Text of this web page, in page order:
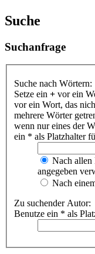
Suche
Suchanfrage
Suche nach Wörtern:
Setze ein + vor ein
vor ein Wort, das
mehrere Wörter
wenn nur eines der
ein * als Platzhalter
Nach allen
angegeben
Nach
Zu suchender Autor:
Benutze ein * als